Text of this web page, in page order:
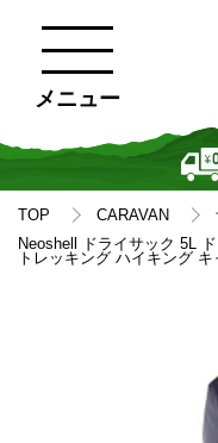
メニュー
TOP CARAVAN
Neoshell ドライサック 5L
トレッキング ハイキング